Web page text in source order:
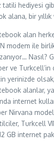
tatili hediyesi
alana, bir
alan
modem ile
Nasıl?
ve
yerinizde
alanlar,
internet
Nirvana
Turkcell
GB internet